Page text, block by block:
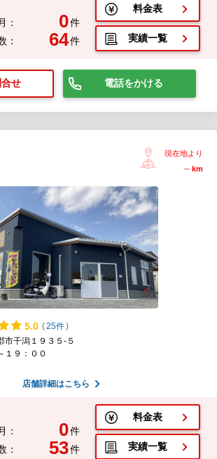
： 0件
：
64件
料金表
実績一覧
せ 電話をかける
現在地より
-- km
5.0 (25件)
市干潟１９３５-５
１９：００
店舗詳細はこちら
： 0件
：
53件
料金表
実績一覧